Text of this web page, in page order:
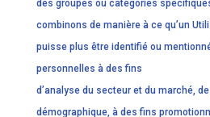
des groupes ou catégories
combinons de manière à ce qu’un
puisse plus être identifié ou
personnelles à des fins
d’analyse du secteur et du marché,
démographique, à des fins